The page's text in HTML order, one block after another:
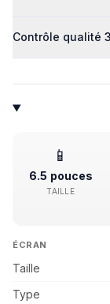
Contrôle qualité
📱
6.5 pouces
TAILLE
ÉCRAN
Taille
Type